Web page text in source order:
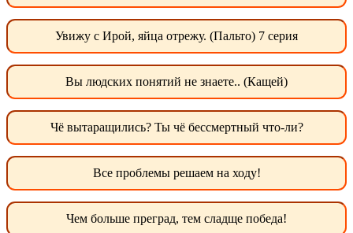
Увижу с Ирой, яйца отрежу. (Пальто) 7 серия
Вы людских понятий не знаете.. (Кащей)
Чё вытаращились? Ты чё бессмертный что-ли?
Все проблемы решаем на ходу!
Чем больше преград, тем сладще победа!